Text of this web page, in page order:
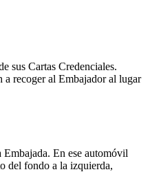
sus Cartas Credenciales.
recoger al Embajador al lugar
En ese automóvil
del fondo a la izquierda,